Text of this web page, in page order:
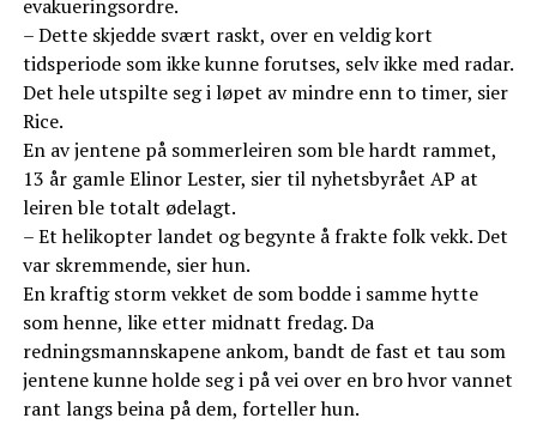
evakueringsordre.
– Dette skjedde svært raskt, over en veldig kort
tidsperiode som ikke kunne forutses, selv ikke med radar.
Det hele utspilte seg i løpet av mindre enn to timer, sier
Rice.
En av jentene på sommerleiren som ble hardt rammet,
13 år gamle Elinor Lester, sier til nyhetsbyrået AP at
leiren ble totalt ødelagt.
– Et helikopter landet og begynte å frakte folk vekk. Det
var skremmende, sier hun.
En kraftig storm vekket de som bodde i samme hytte
som henne, like etter midnatt fredag. Da
redningsmannskapene ankom, bandt de fast et tau som
jentene kunne holde seg i på vei over en bro hvor vannet
rant langs beina på dem, forteller hun.